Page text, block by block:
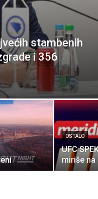
stambenih
i 356
OSTALO
UFC
miriše